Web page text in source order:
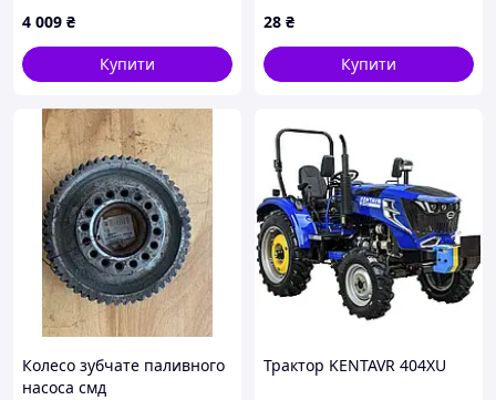
4 009 ₴
Купити
28 ₴
Купити
Колесо зубчате паливного
насоса смд
Трактор KENTAVR 404XU